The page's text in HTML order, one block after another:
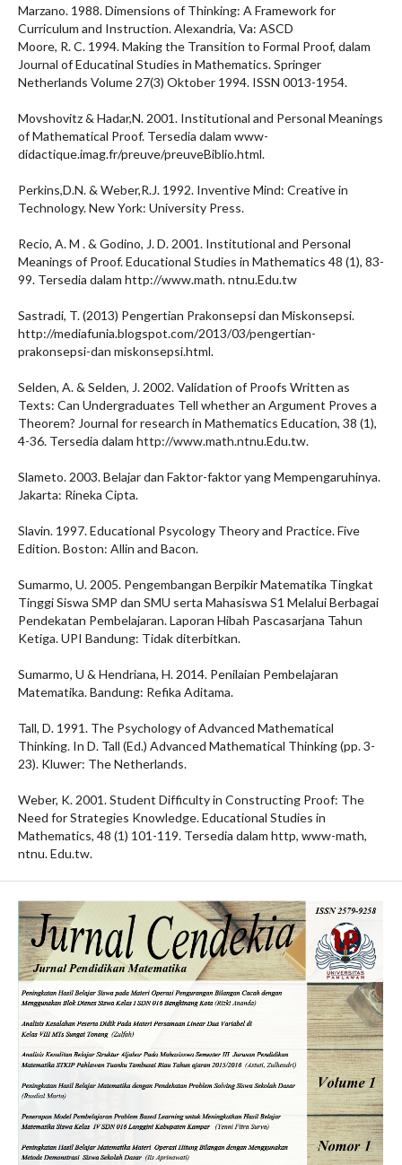
Marzano. 1988. Dimensions of Thinking: A Framework for
Curriculum and Instruction. Alexandria, Va: ASCD
Moore, R. C. 1994. Making the Transition to Formal Proof, dalam
Journal of Educatinal Studies in Mathematics. Springer
Netherlands Volume 27(3) Oktober 1994. ISSN 0013-1954.
Movshovitz & Hadar,N. 2001. Institutional and Personal Meanings
of Mathematical Proof. Tersedia dalam www-
didactique.imag.fr/preuve/preuveBiblio.html.
Perkins,D.N. & Weber,R.J. 1992. Inventive Mind: Creative in
Technology. New York: University Press.
Recio, A. M . & Godino, J. D. 2001. Institutional and Personal
Meanings of Proof. Educational Studies in Mathematics 48 (1), 83-
99. Tersedia dalam http://www.math. ntnu.Edu.tw
Sastradi, T. (2013) Pengertian Prakonsepsi dan Miskonsepsi.
http://mediafunia.blogspot.com/2013/03/pengertian-
prakonsepsi-dan miskonsepsi.html.
Selden, A. & Selden, J. 2002. Validation of Proofs Written as
Texts: Can Undergraduates Tell whether an Argument Proves a
Theorem? Journal for research in Mathematics Education, 38 (1),
4-36. Tersedia dalam http://www.math.ntnu.Edu.tw.
Slameto. 2003. Belajar dan Faktor-faktor yang Mempengaruhinya.
Jakarta: Rineka Cipta.
Slavin. 1997. Educational Psycology Theory and Practice. Five
Edition. Boston: Allin and Bacon.
Sumarmo, U. 2005. Pengembangan Berpikir Matematika Tingkat
Tinggi Siswa SMP dan SMU serta Mahasiswa S1 Melalui Berbagai
Pendekatan Pembelajaran. Laporan Hibah Pascasarjana Tahun
Ketiga. UPI Bandung: Tidak diterbitkan.
Sumarmo, U & Hendriana, H. 2014. Penilaian Pembelajaran
Matematika. Bandung: Refika Aditama.
Tall, D. 1991. The Psychology of Advanced Mathematical
Thinking. In D. Tall (Ed.) Advanced Mathematical Thinking (pp. 3-
23). Kluwer: The Netherlands.
Weber, K. 2001. Student Difficulty in Constructing Proof: The
Need for Strategies Knowledge. Educational Studies in
Mathematics, 48 (1) 101-119. Tersedia dalam http, www-math,
ntnu. Edu.tw.